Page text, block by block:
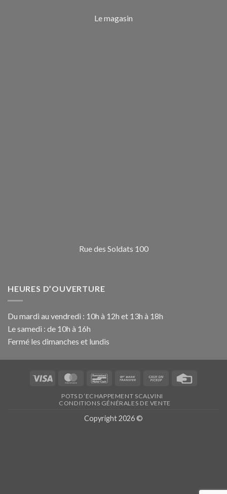
Le magasin
Rue des Soldats 100
HEURES D’OUVERTURE
Du mardi au vendredi : 10h à 12h et 13h à 18h
Le samedi : de 10h à 16h
Fermé les dimanches et lundis
Visa MasterCardBancontactBank
Cash
Pickup
POTS D’ECHAPPEMENT SCALVINI
CONDITIONS GÉNÉRALES DE VENTE
Copyright 2026 ©